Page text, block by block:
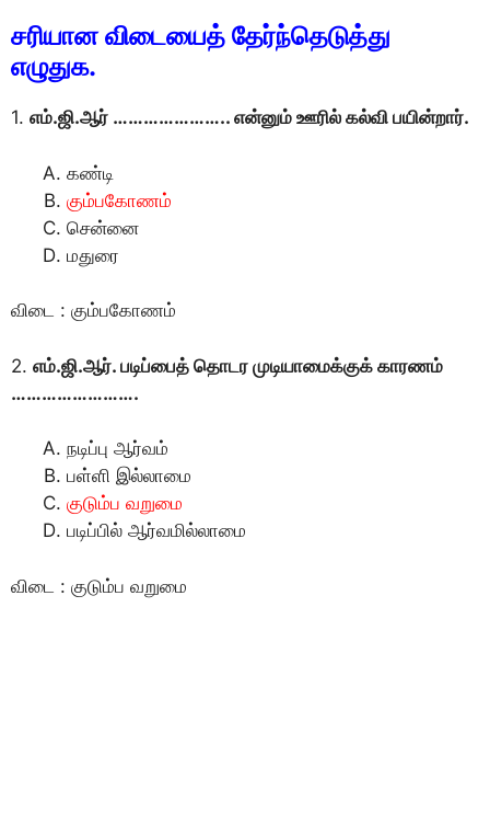
சரியான விடையைத் தேர்ந்தெடுத்து
எழுதுக.
1. எம்.ஜி.ஆர் ………………….. என்னும் ஊரில் கல்வி பயின்றார்.
கண்டி
கும்பகோணம்
சென்னை
மதுரை
விடை : கும்பகோணம்
2. எம்.ஜி.ஆர். படிப்பைத் தொடர முடியாமைக்குக் காரணம்
…………………….
நடிப்பு ஆர்வம்
பள்ளி இல்லாமை
குடும்ப வறுமை
படிப்பில் ஆர்வமில்லாமை
விடை : குடும்ப வறுமை